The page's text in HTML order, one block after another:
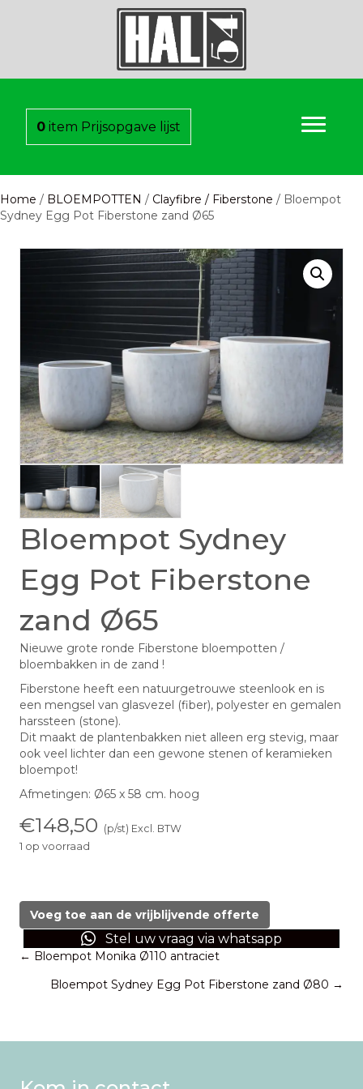
0 item Prijsopgave lijst
Home / BLOEMPOTTEN / Clayfibre / Fiberstone / Bloempot
Sydney Egg Pot Fiberstone zand Ø65
Bloempot Sydney
Egg Pot Fiberstone
zand Ø65
Nieuwe grote ronde Fiberstone bloempotten /
bloembakken in de zand !
Fiberstone heeft een natuurgetrouwe steenlook en is
een mengsel van glasvezel (fiber), polyester en gemalen
harssteen (stone).
Dit maakt de plantenbakken niet alleen erg stevig, maar
ook veel lichter dan een gewone stenen of keramieken
bloempot!
Afmetingen: Ø65 x 58 cm. hoog
€148,50 (p/st) Excl. BTW
1 op voorraad
Egg
Pot
Fiberstone
zand
aantal
Voeg toe aan de vrijblijvende offerte
Stel uw vraag via whatsapp
Posts
navigation
← Bloempot Monika Ø110 antraciet
Bloempot Sydney Egg Pot Fiberstone zand Ø80 →